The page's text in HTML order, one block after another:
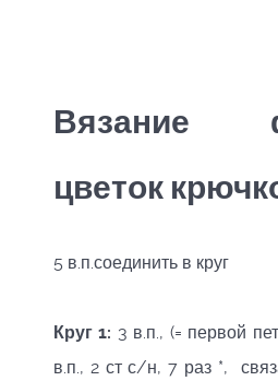
Вязание
цветок
5 в.п.соединить в круг
Круг 1: 3 в.п., (= первой
в.п., 2 ст с/н, 7 раз *,